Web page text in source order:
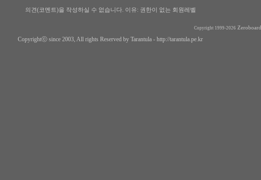
의견(코멘트)을 작성하실 수 없습니다. 이유: 권한이 없는 회원레벨
Copyright 1999-2026 Zeroboard
Copyrightⓒ since 2003, All rights Reserved by Tarantula - http://tarantula.pe.kr